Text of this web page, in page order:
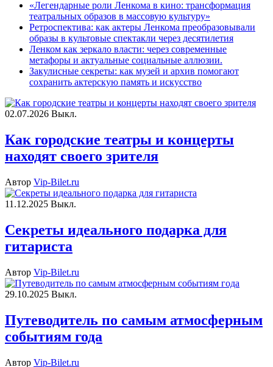
«Легендарные роли Ленкома в кино: трансформация
театральных образов в массовую культуру»
Ретроспектива: как актеры Ленкома преобразовывали
образы в культовые спектакли через десятилетия
Ленком как зеркало власти: через современные
метафоры и актуальные социальные аллюзии.
Закулисные секреты: как музей и архив помогают
сохранить актерскую память и искусство
02.07.2026 Выкл.
Как городские театры и концерты
находят своего зрителя
Автор Vip-Bilet.ru
11.12.2025 Выкл.
Секреты идеального подарка для
гитариста
Автор Vip-Bilet.ru
29.10.2025 Выкл.
Путеводитель по самым атмосферным
событиям года
Автор Vip-Bilet.ru